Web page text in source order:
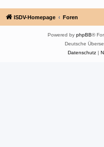
ISDV-Homepage Foren
Powered by phpBB®
Deutsche
Datenschutz|